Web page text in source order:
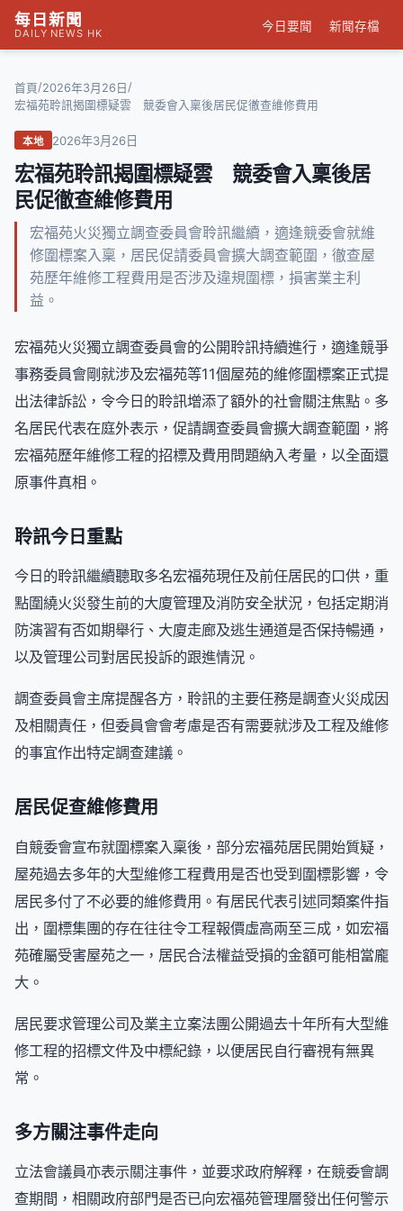
每日新聞
DAILY NEWS HK
今日要聞 新聞存檔
首頁/2026年3月26日 /
宏福苑聆訊揭圍標疑雲 競委會入稟後居民促徹查維修費用
本地 2026年3月26日
宏福苑聆訊揭圍標疑雲 競委會入稟後居
民促徹查維修費用
宏福苑火災獨立調查委員會聆訊繼續，適逢競委會就維
修圍標案入稟，居民促請委員會擴大調查範圍，徹查屋
苑歷年維修工程費用是否涉及違規圍標，損害業主利
益。
宏福苑火災獨立調查委員會的公開聆訊持續進行，適逢競爭
事務委員會剛就涉及宏福苑等11個屋苑的維修圍標案正式提
出法律訴訟，令今日的聆訊增添了額外的社會關注焦點。多
名居民代表在庭外表示，促請調查委員會擴大調查範圍，將
宏福苑歷年維修工程的招標及費用問題納入考量，以全面還
原事件真相。
聆訊今日重點
今日的聆訊繼續聽取多名宏福苑現任及前任居民的口供，重
點圍繞火災發生前的大廈管理及消防安全狀況，包括定期消
防演習有否如期舉行、大廈走廊及逃生通道是否保持暢通，
以及管理公司對居民投訴的跟進情況。
調查委員會主席提醒各方，聆訊的主要任務是調查火災成因
及相關責任，但委員會會考慮是否有需要就涉及工程及維修
的事宜作出特定調查建議。
居民促查維修費用
自競委會宣布就圍標案入稟後，部分宏福苑居民開始質疑，
屋苑過去多年的大型維修工程費用是否也受到圍標影響，令
居民多付了不必要的維修費用。有居民代表引述同類案件指
出，圍標集團的存在往往令工程報價虛高兩至三成，如宏福
苑確屬受害屋苑之一，居民合法權益受損的金額可能相當龐
大。
居民要求管理公司及業主立案法團公開過去十年所有大型維
修工程的招標文件及中標紀錄，以便居民自行審視有無異
常。
多方關注事件走向
立法會議員亦表示關注事件，並要求政府解釋，在競委會調
查期間，相關政府部門是否已向宏福苑管理層發出任何警示